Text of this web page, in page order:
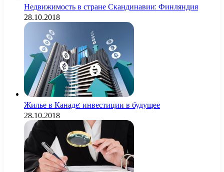
Недвижимость в стране Скандинавии: Финляндия
28.10.2018
Жилье в Канаде: инвестиции в будущее
28.10.2018